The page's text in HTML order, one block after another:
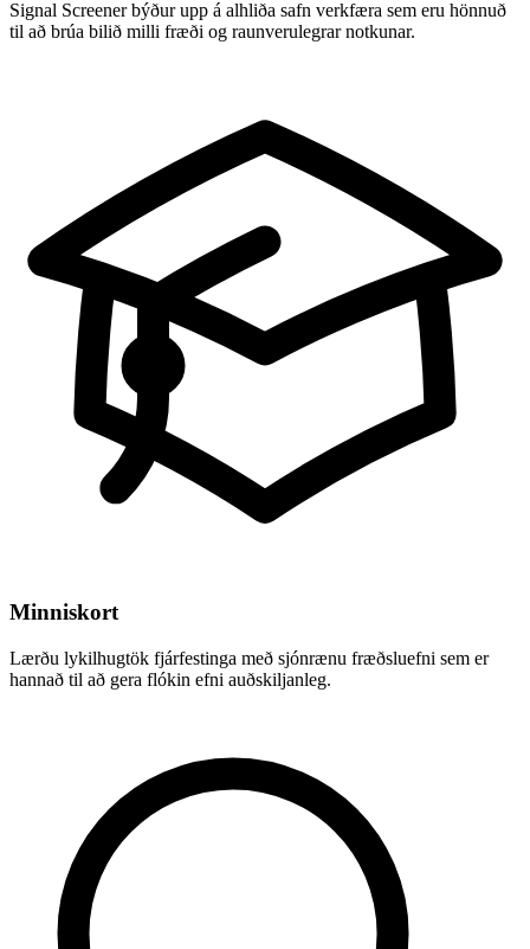
Signal Screener býður upp á alhliða safn verkfæra sem eru hönnuð
til að brúa bilið milli fræði og raunverulegrar notkunar.
Minniskort
Lærðu lykilhugtök fjárfestinga með sjónrænu fræðsluefni sem er
hannað til að gera flókin efni auðskiljanleg.